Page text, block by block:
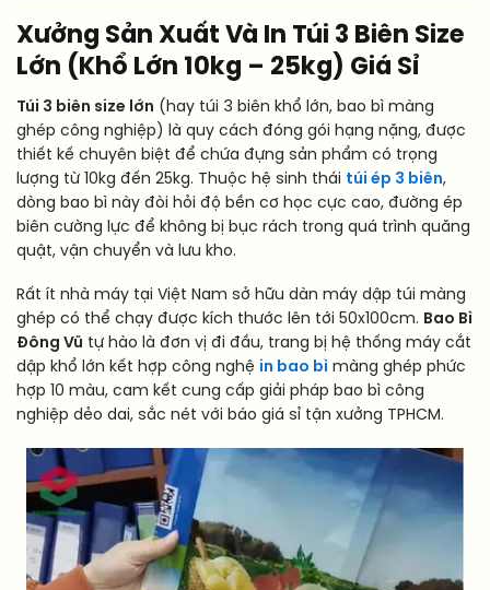
Xưởng Sản Xuất Và In Túi 3 Biên Size
Lớn (Khổ Lớn 10kg – 25kg) Giá Sỉ
Túi 3 biên size lớn (hay túi 3 biên khổ lớn, bao bì màng
ghép công nghiệp) là quy cách đóng gói hạng nặng, được
thiết kế chuyên biệt để chứa đựng sản phẩm có trọng
lượng từ 10kg đến 25kg. Thuộc hệ sinh thái túi ép 3 biên,
dòng bao bì này đòi hỏi độ bền cơ học cực cao, đường ép
biên cường lực để không bị bục rách trong quá trình quăng
quật, vận chuyển và lưu kho.
Rất ít nhà máy tại Việt Nam sở hữu dàn máy dập túi màng
ghép có thể chạy được kích thước lên tới 50x100cm. Bao Bì
Đông Vũ tự hào là đơn vị đi đầu, trang bị hệ thống máy cắt
dập khổ lớn kết hợp công nghệ in bao bì màng ghép phức
hợp 10 màu, cam kết cung cấp giải pháp bao bì công
nghiệp dẻo dai, sắc nét với báo giá sỉ tận xưởng TPHCM.